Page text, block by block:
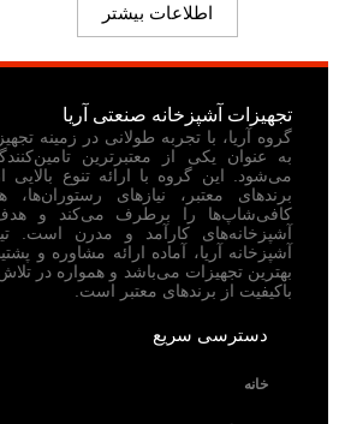
اطلاعات بیشتر
تجهیزات آشپزخانه صنعتی آریا
گروه آریا، با تجربه طولانی در زمینه
به عنوان یکی از معتبرترین
می‌شود. این گروه با ارائه تنوع بالایی
برندهای معتبر، نیازهای
کافی‌شاپ‌ها را برطرف می‌کند و
آشپزخانه‌های کارآمد و مدرن است.
آشپزخانه آریا، آماده ارائه مشاوره و
بهترین تجهیزات می‌باشد و همواره در
باکیفیت از برندهای معتبر است.
دسترسی سریع
خانه